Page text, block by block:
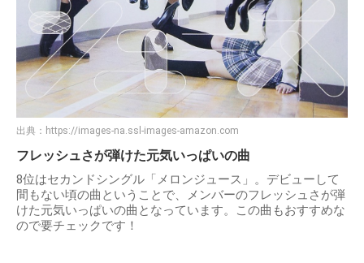
出典： https://images-na.ssl-images-amazon.com
フレッシュさが弾けた元気いっぱいの曲
8位はセカンドシングル「メロンジュース」。デビューして
間もない頃の曲ということで、メンバーのフレッシュさが弾
けた元気いっぱいの曲となっています。この曲もおすすめな
ので要チェックです！